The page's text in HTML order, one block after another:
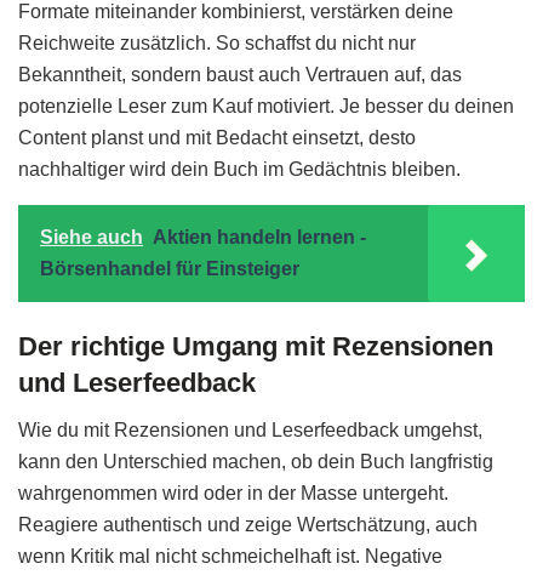
Formate miteinander kombinierst, verstärken deine
Reichweite zusätzlich. So schaffst du nicht nur
Bekanntheit, sondern baust auch Vertrauen auf, das
potenzielle Leser zum Kauf motiviert. Je besser du deinen
Content planst und mit Bedacht einsetzt, desto
nachhaltiger wird dein Buch im Gedächtnis bleiben.
Siehe auch Aktien handeln lernen -
Börsenhandel für Einsteiger
Der richtige Umgang mit Rezensionen
und Leserfeedback
Wie du mit Rezensionen und Leserfeedback umgehst,
kann den Unterschied machen, ob dein Buch langfristig
wahrgenommen wird oder in der Masse untergeht.
Reagiere authentisch und zeige Wertschätzung, auch
wenn Kritik mal nicht schmeichelhaft ist. Negative